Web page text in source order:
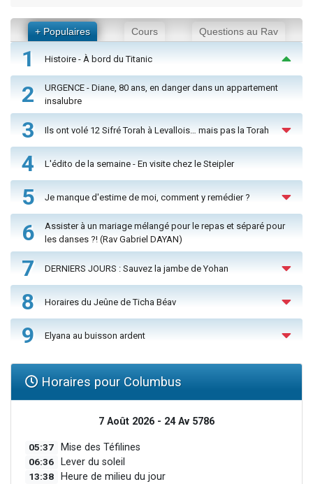
+ Populaires Cours Questions au Rav
1 Histoire - À bord du Titanic
2
URGENCE - Diane, 80 ans, en danger dans un appartement
insalubre
3 Ils ont volé 12 Sifré Torah à Levallois… mais pas la Torah
4 L'édito de la semaine - En visite chez le Steipler
5 Je manque d'estime de moi, comment y remédier ?
6
Assister à un mariage mélangé pour le repas et séparé pour
les danses ?! (Rav Gabriel DAYAN)
7 DERNIERS JOURS : Sauvez la jambe de Yohan
8 Horaires du Jeûne de Ticha Béav
9 Elyana au buisson ardent
Horaires pour Columbus
7 Août 2026 - 24 Av 5786
05:37 Mise des Téfilines
06:36 Lever du soleil
13:38 Heure de milieu du jour